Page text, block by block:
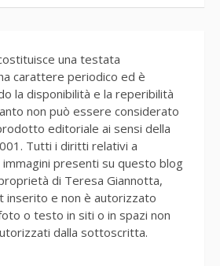
una testata
carattere periodico ed è
la disponibilità e la reperibilità
non può essere considerato
editoriale ai sensi della
Tutti i diritti relativi a
presenti su questo blog
di Teresa Giannotta,
inserito e non è autorizzato
o testo in siti o in spazi non
dalla sottoscritta.